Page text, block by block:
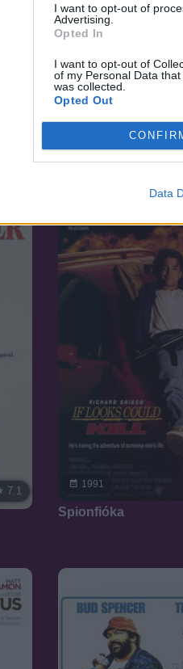
I want to opt-out of
Advertising.
Opted In
I want to opt-out of
of my Personal Data
was collected.
Opted Out
Data
2009
Jégkorszak 3. - A
7.1
1991
Spionfióka